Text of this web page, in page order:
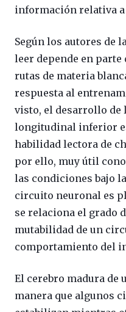
información relativa a
Según los autores de
leer depende en parte
rutas de materia
respuesta al
visto, el desarrollo de
longitudinal inferior
habilidad lectora de
por ello, muy útil
las condiciones bajo
circuito neuronal es
se relaciona el grado
mutabilidad de un
comportamiento del
El cerebro madura de
manera que algunos